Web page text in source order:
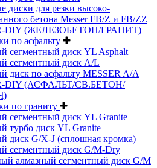
диски для резки высоко-
бетона Messer FB/Z и FB/ZZ
DIY (ЖЕЛЕЗОБЕТОН/ГРАНИТ)
по асфальту
сегментный диск YL Asphalt
сегментный диск A/L
диск по асфальту MESSER A/A
DIY (АСФАЛЬТ/СВ.БЕТОН/
по граниту
сегментный диск YL Granite
турбо диск YL Granite
диск G/X-J (сплошная кромка)
сегментный диск G/M-Dry
алмазный сегментный диск G/M